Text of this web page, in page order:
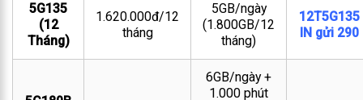
5G135
(12
Tháng)
1.620.000đ/12
tháng
5GB/ngày
(1.800GB/12
tháng)
12T5G135
IN gửi 290
6GB/ngày +
1.000 phút